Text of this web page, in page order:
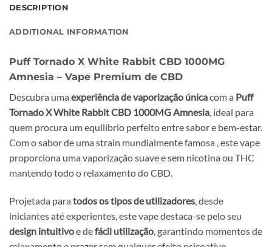
DESCRIPTION
ADDITIONAL INFORMATION
Puff Tornado X White Rabbit CBD 1000MG
Amnesia – Vape Premium de CBD
Descubra uma experiência de vaporização únicacom a Puff
Tornado X White Rabbit CBD 1000MG Amnesia, ideal para
quem procura um equilíbrio perfeito entre sabor e bem-estar.
Com o sabor de uma strain mundialmente famosa , este vape
proporciona uma vaporização suave e sem nicotina ou THC
mantendo todo o relaxamento do CBD.
Projetada para todos os tipos de utilizadores, desde
iniciantes até experientes, este vape destaca-se pelo seu
design intuitivoe defácil utilização, garantindo momentos de